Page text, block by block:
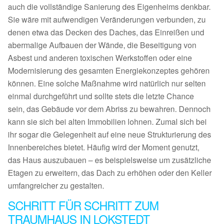
auch die vollständige Sanierung des Eigenheims denkbar.
Sie wäre mit aufwendigen Veränderungen verbunden, zu
denen etwa das Decken des Daches, das Einreißen und
abermalige Aufbauen der Wände, die Beseitigung von
Asbest und anderen toxischen Werkstoffen oder eine
Modernisierung des gesamten Energiekonzeptes gehören
können. Eine solche Maßnahme wird natürlich nur selten
einmal durchgeführt und sollte stets die letzte Chance
sein, das Gebäude vor dem Abriss zu bewahren. Dennoch
kann sie sich bei alten Immobilien lohnen. Zumal sich bei
ihr sogar die Gelegenheit auf eine neue Strukturierung des
Innenbereiches bietet. Häufig wird der Moment genutzt,
das Haus auszubauen – es beispielsweise um zusätzliche
Etagen zu erweitern, das Dach zu erhöhen oder den Keller
umfangreicher zu gestalten.
SCHRITT FÜR SCHRITT ZUM
TRAUMHAUS IN LOKSTEDT